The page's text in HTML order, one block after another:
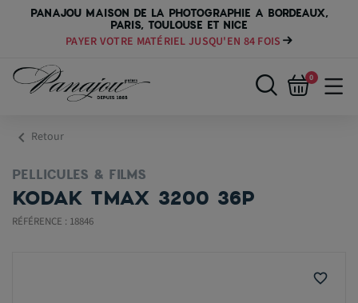
PANAJOU MAISON DE LA PHOTOGRAPHIE A BORDEAUX,
PARIS, TOULOUSE ET NICE
PAYER VOTRE MATÉRIEL JUSQU'EN 84 FOIS
0
chevron_left Retour
PELLICULES & FILMS
KODAK TMAX 3200 36P
RÉFÉRENCE : 18846
favorite_border